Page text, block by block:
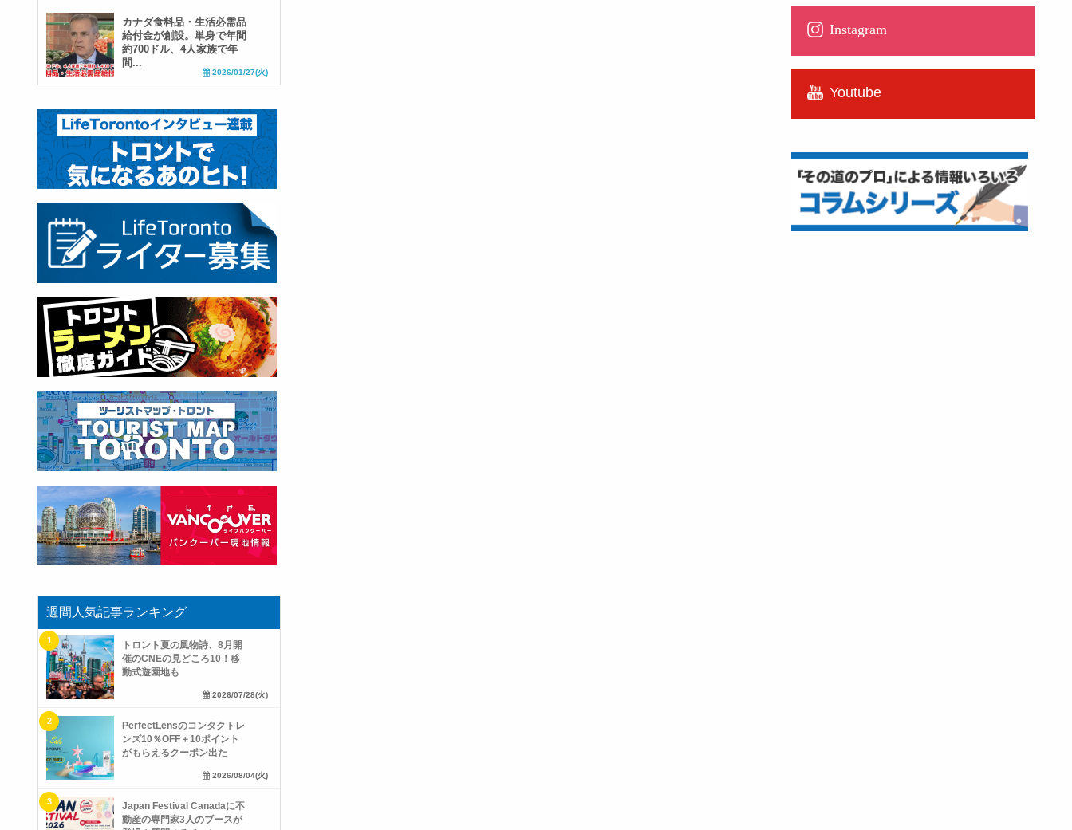
カナダ食料品・生活必需品
給付金が創設。単身で年間
約700ドル、4人家族で年
間...
2026/01/27(火)
週間人気記事ランキング
トロント夏の風物詩、8月開
催のCNEの見どころ10！移
動式遊園地も
2026/07/28(火)
PerfectLensのコンタクトレ
ンズ10％OFF＋10ポイント
がもらえるクーポン出た
2026/08/04(火)
Japan Festival Canadaに不
動産の専門家3人のブースが
Instagram
Youtube